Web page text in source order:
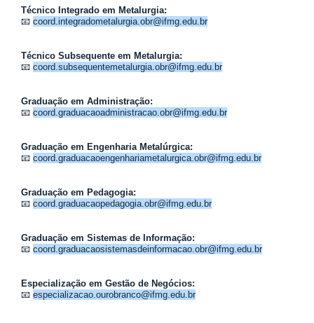
Técnico Integrado em Metalurgia:
📧 coord.integradometalurgia.obr@ifmg.edu.br
Técnico Subsequente em Metalurgia:
📧 coord.subsequentemetalurgia.obr@ifmg.edu.br
Graduação em Administração:
📧 coord.graduacaoadministracao.obr@ifmg.edu.br
Graduação em Engenharia Metalúrgica:
📧 coord.graduacaoengenhariametalurgica.obr@ifmg.edu.br
Graduação em Pedagogia:
📧 coord.graduacaopedagogia.obr@ifmg.edu.br
Graduação em Sistemas de Informação:
📧 coord.graduacaosistemasdeinformacao.obr@ifmg.edu.br
Especialização em Gestão de Negócios:
📧 especializacao.ourobranco@ifmg.edu.br